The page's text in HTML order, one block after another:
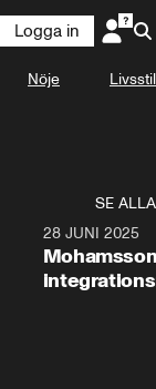
Logga in
Nöje Livsstil
SE ALLA
28 JUNI 2025